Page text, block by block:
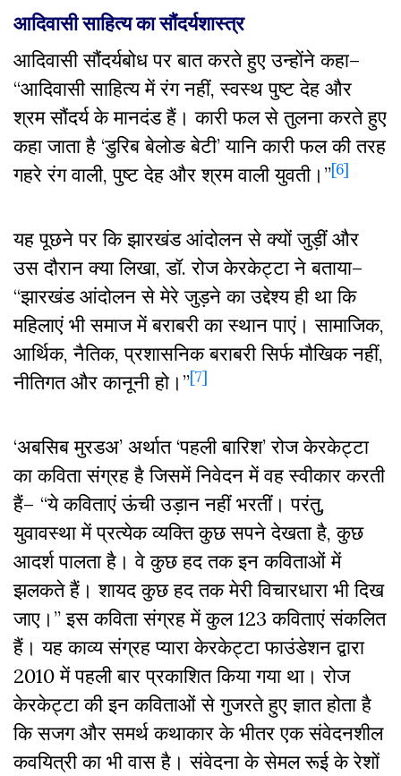
आदिवासी साहित्य का सौंदर्यशास्त्र
आदिवासी सौंदर्यबोध पर बात करते हुए उन्होंने कहा–
“आदिवासी साहित्य में रंग नहीं, स्वस्थ पुष्ट देह और
श्रम सौंदर्य के मानदंड हैं। कारी फल से तुलना करते हुए
कहा जाता है ‘डुरिब बेलोङ बेटी’ यानि कारी फल की तरह
गहरे रंग वाली, पुष्ट देह और श्रम वाली युवती।”[6]
यह पूछने पर कि झारखंड आंदोलन से क्यों जुड़ीं और
उस दौरान क्या लिखा, डॉ. रोज केरकेट्टा ने बताया–
“झारखंड आंदोलन से मेरे जुड़ने का उद्देश्य ही था कि
महिलाएं भी समाज में बराबरी का स्थान पाएं। सामाजिक,
आर्थिक, नैतिक, प्रशासनिक बराबरी सिर्फ मौखिक नहीं,
नीतिगत और कानूनी हो।”[7]
‘अबसिब मुरडअ’ अर्थात ‘पहली बारिश’ रोज केरकेट्टा
का कविता संग्रह है जिसमें निवेदन में वह स्वीकार करती
हैं– “ये कविताएं ऊंची उड़ान नहीं भरतीं। परंतु,
युवावस्था में प्रत्येक व्यक्ति कुछ सपने देखता है, कुछ
आदर्श पालता है। वे कुछ हद तक इन कविताओं में
झलकते हैं। शायद कुछ हद तक मेरी विचारधारा भी दिख
जाए।” इस कविता संग्रह में कुल 123 कविताएं संकलित
हैं। यह काव्य संग्रह प्यारा केरकेट्टा फाउंडेशन द्वारा
2010 में पहली बार प्रकाशित किया गया था। रोज
केरकेट्टा की इन कविताओं से गुजरते हुए ज्ञात होता है
कि सजग और समर्थ कथाकार के भीतर एक संवेदनशील
कवयित्री का भी वास है। संवेदना के सेमल रूई के रेशों